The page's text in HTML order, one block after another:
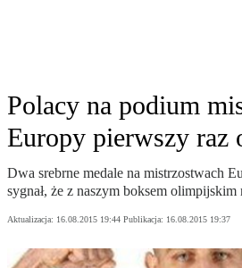
Polacy na podium
Europy pierwszy raz
Dwa srebrne medale na mistrzostwach
sygnał, że z naszym boksem olimpijskim
Aktualizacja: 16.08.2015 19:44 Publikacja: 16.08.2015 19:37